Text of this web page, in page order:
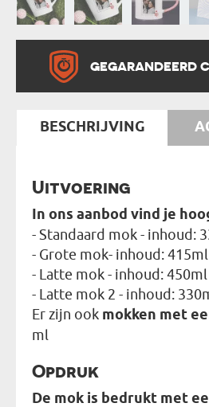
GEGARANDEERD
BESCHRIJVING
Uitvoering
In ons aanbod vind je
- Standaard mok - inhoud:
- Grote mok- inhoud: 415ml
- Latte mok - inhoud: 450ml
- Latte mok 2 - inhoud:
Er zijn ook mokken met
ml
Opdruk
De mok is bedrukt met